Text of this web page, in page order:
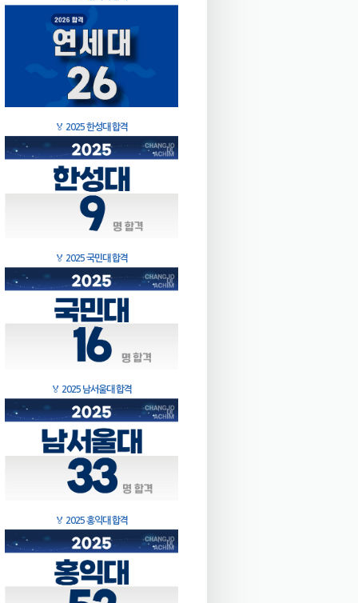
🏅 2025 한성대 합격
🏅 2025 국민대 합격
🏅 2025 남서울대 합격
🏅 2025 홍익대 합격